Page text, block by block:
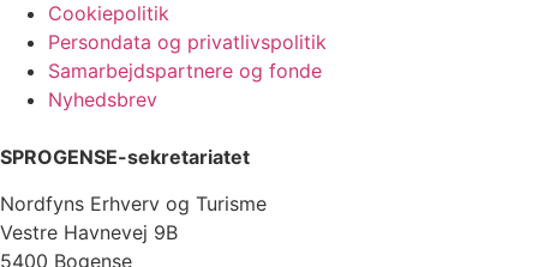
Cookiepolitik
Persondata og privatlivspolitik
Samarbejdspartnere og fonde
Nyhedsbrev
SPROGENSE-sekretariatet
Nordfyns Erhverv og Turisme
Vestre Havnevej 9B
5400 Bogense